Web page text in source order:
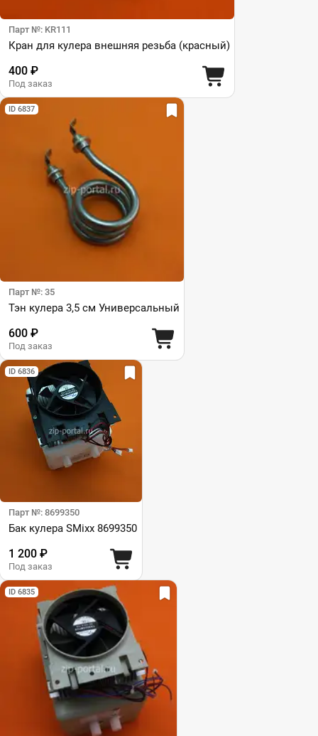
Парт №: KR111
Кран для кулера внешняя резьба (красный)
400 ₽
Под заказ
ID 6837
Парт №: 35
Тэн кулера 3,5 см Универсальный
600 ₽
Под заказ
ID 6836
Парт №: 8699350
Бак кулера SMixx 8699350
1 200 ₽
Под заказ
ID 6835